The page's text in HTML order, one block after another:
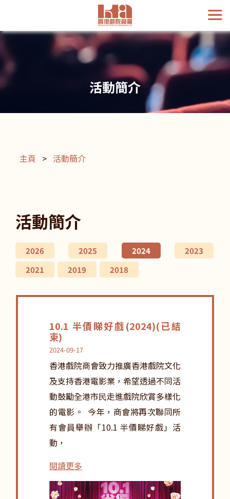
活動簡介
主頁 > 活動簡介
活動簡介
2026 2025 2024
2023
2021
2019 2018
10.1 半價睇好戲(2024)(已結
束)
2024-09-17
香港戲院商會致力推廣香港戲院文化
及支持香港電影業，希望透過不同活
動鼓勵全港市⺠走進戲院欣賞多樣化
的電影。 今年，商會將再次聯同所
有會員舉辦「10.1 半價睇好戲」活
動，
閱讀更多